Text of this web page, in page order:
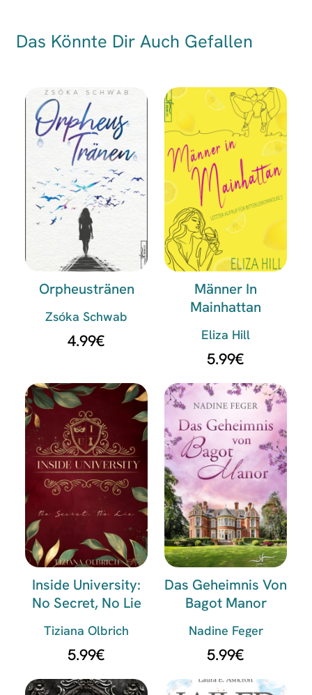
Das Könnte Dir Auch Gefallen
Orpheustränen
Zsóka Schwab
4.99€
Männer In
Mainhattan
Eliza Hill
5.99€
Inside University:
No Secret, No Lie
Tiziana Olbrich
5.99€
Das Geheimnis Von
Bagot Manor
Nadine Feger
5.99€